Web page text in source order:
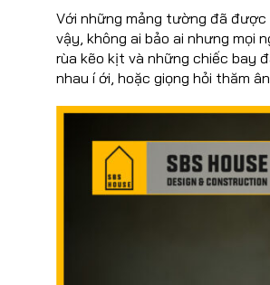
Với những mảng tường đã
vậy, không ai bảo ai nhưng mọi
rùa kẽo kịt và những chiếc bay
nhau í ới, hoặc giọng hỏi thăm